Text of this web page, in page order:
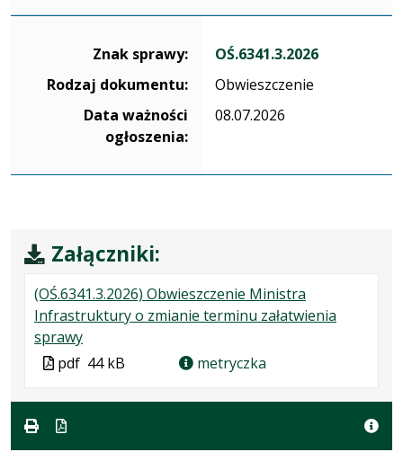
Znak sprawy:
OŚ.6341.3.2026
Rodzaj dokumentu:
Obwieszczenie
Data ważności
ogłoszenia:
08.07.2026
Załączniki:
(OŚ.6341.3.2026) Obwieszczenie Ministra
Infrastruktury o zmianie terminu załatwienia
sprawy.
Plik
formacie:
.
Rozmiar
44
.
Otwiera
w
Plik
formacie
pdf 44 kB metryczka